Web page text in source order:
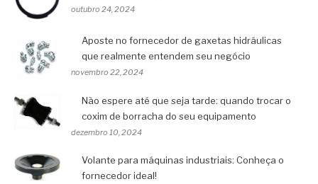
outubro 24, 2024
Aposte no fornecedor de gaxetas hidráulicas
que realmente entendem seu negócio
novembro 22, 2024
Não espere até que seja tarde: quando trocar o
coxim de borracha do seu equipamento
dezembro 10, 2024
Volante para máquinas industriais: Conheça o
fornecedor ideal!